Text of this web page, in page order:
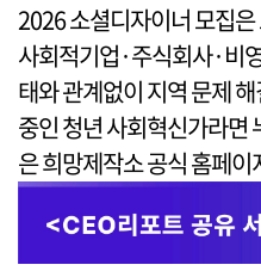
2026 소셜디자이너 모집
사회적기업·주식회사·비
태와 관계없이 지역 문제
중인 청년 사회혁신가라면
은 희망제작소 공식 홈페